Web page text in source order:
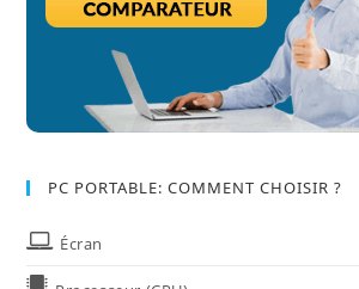
PC PORTABLE: COMMENT CHOISIR ?
Écran